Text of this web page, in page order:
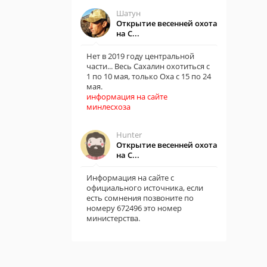
Шатун
Открытие весенней охота
на С...
Нет в 2019 году центральной
части... Весь Сахалин охотиться с
1 по 10 мая, только Оха с 15 по 24
мая.
информация на сайте
минлесхоза
Hunter
Открытие весенней охота
на С...
Информация на сайте с
официального источника, если
есть сомнения позвоните по
номеру 672496 это номер
министерства.